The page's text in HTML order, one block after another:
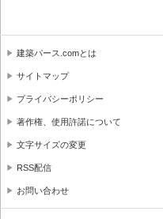
建築パース.comとは
サイトマップ
プライバシーポリシー
著作権、使用許諾について
文字サイズの変更
RSS配信
お問い合わせ